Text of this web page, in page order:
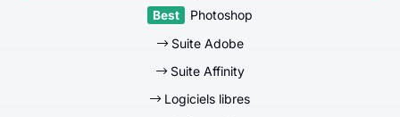
Photoshop
Suite Adobe
Suite Affinity
Logiciels libres